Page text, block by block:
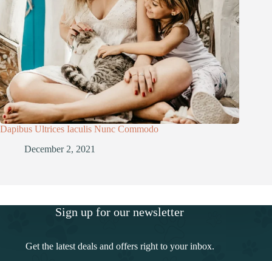
Dapibus Ultrices Iaculis Nunc Commodo
December 2, 2021
Sign up for our newsletter
Get the latest deals and offers right to your inbox.